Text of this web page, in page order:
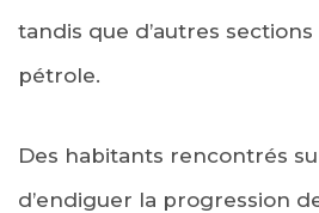
tandis que d’autres
pétrole.
Des habitants rencontrés
d’endiguer la progression